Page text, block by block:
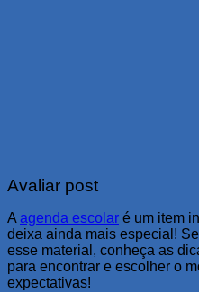
Avaliar post
A agenda escolar é um item
deixa ainda mais especial!
esse material, conheça as
para encontrar e escolher o
expectativas!